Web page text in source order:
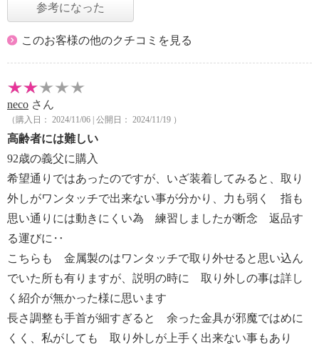
参考になった
このお客様の他のクチコミを見る
neco さん
（購入日： 2024/11/06 | 公開日： 2024/11/19 ）
高齢者には難しい
92歳の義父に購入
希望通りではあったのですが、いざ装着してみると、取り
外しがワンタッチで出来ない事が分かり、力も弱く 指も
思い通りには動きにくい為 練習しましたが断念 返品す
る運びに‥
こちらも 金属製のはワンタッチで取り外せると思い込ん
でいた所も有りますが、説明の時に 取り外しの事は詳し
く紹介が無かった様に思います
長さ調整も手首が細すぎると 余った金具が邪魔ではめに
くく、私がしても 取り外しが上手く出来ない事もあり